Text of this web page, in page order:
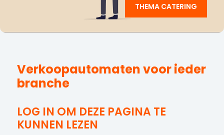
THEMA CATERING
Verkoopautomaten voor ieder
branche
LOG IN OM DEZE PAGINA TE
KUNNEN LEZEN